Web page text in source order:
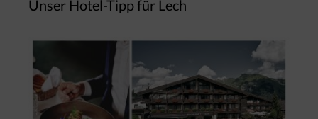
Unser Hotel-Tipp für Lech